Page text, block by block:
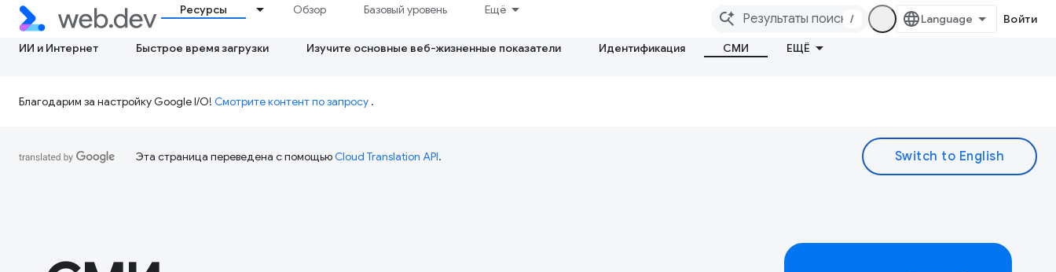
Ресурсы Обзор Базовый уровень Ещё
/ Войти
ИИ и Интернет Быстрое время загрузки Изучите основные веб-жизненные показатели Идентификация СМИ ЕЩЁ
Благодарим за настройку Google I/O! Смотрите контент по запросу .
Эта страница переведена с помощьюCloud Translation API.